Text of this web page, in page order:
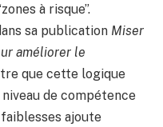
à risque”.
sa publication Miser
améliorer le
que cette logique
de compétence
ajoute